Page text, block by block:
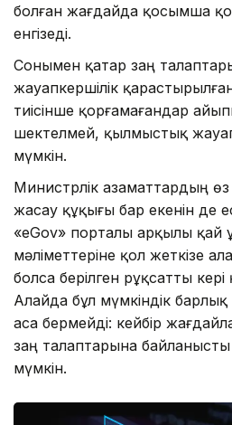
болған жағдайда қосымша
енгізеді.
Сонымен қатар заң
жауапкершілік
тиісінше қорғамағандар
шектелмей, қылмыстық
мүмкін.
Министрлік азаматтардың
жасау құқығы бар екенін де
«eGov» порталы арқылы
мәліметтеріне қол жеткізе
болса берілген рұқсатты
Алайда бұл мүмкіндік барлық
аса бермейді: кейбір
заң талаптарына
мүмкін.